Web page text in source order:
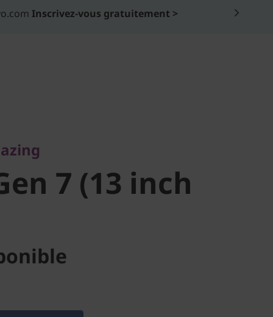
$ sur la première commande de 1 000 $
savoir plus >
7 (13
7 (13 inch